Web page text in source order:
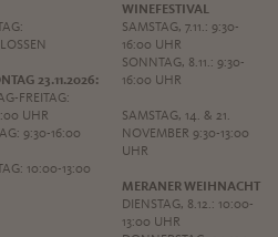
23.11.2026:
FREITAG:
UHR
9:30-16:00
10:00-13:00
WINEFESTIVAL
SAMSTAG, 7.11.: 9:30-
16:00 UHR
SONNTAG, 8.11.: 9:30-
16:00 UHR
SAMSTAG, 14. & 21.
NOVEMBER 9:30-13:00
UHR
MERANER WEIHNACHT
DIENSTAG, 8.12.: 10:00-
13:00 UHR